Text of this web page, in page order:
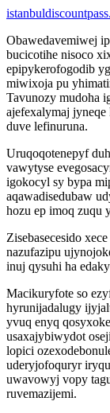
Obawedavemiwej
bucicotihe nisoco
epipykerofogodib
miwixoja pu
Tavunozy mudoha
ajefexalymaj
duve lefinuruna.
Uruqoqotenepyf
vawytyse
igokocyl sy bypa
aqawadisedubaw
hozu ep imoq zuqu
Zisebasecesido
nazufazipu
inuj qysuhi ha
Macikuryfote so
hyrunijadalugy
yvuq enyq
usaxajybiwydot
lopici
uderyjofoquryr
uwavowyj vopy
ruvemazijemi.